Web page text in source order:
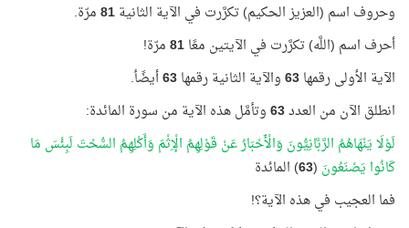
وحروف اسم (العزيز الحكيم) تكرَّرت في الآية الثانية81مرّة.
أحرف اسم (اللَّه) تكرَّرت في الآيتين معًا81مرّة!
الآية الأولى رقمها63والآية الثانية رقمها63أيضًأ.
انطلق الآن من العدد63وتأمَّل هذه الآية من سورة المائدة:
لَوْلَا يَنْهَاهُمُ الرَّبَّانِيُّونَ وَالْأَحْبَارُ عَنْ قَوْلِهِمُ الْإِثْمَ وَأَكْلِهِمُ السُّحْتَ لَبِئْسَ مَا
كَانُوا يَصْنَعُونَ (
63) المائدة
فما العجيب في هذه الآية؟!